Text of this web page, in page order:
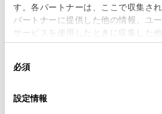
す。各パートナーは、ここで収集さ
パートナーに提供した他の情報、ユ
サービスを使用したときに収集した
使用することがあります。当ウェブ
デバイスにすべてのCookie(クッキー
意したことになります。Cookie(ク
必須
設定情報
内装